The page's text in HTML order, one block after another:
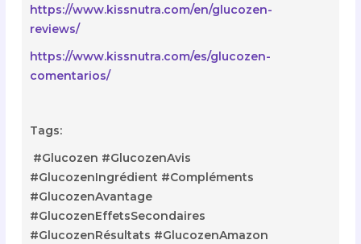
https://www.kissnutra.com/en/glucozen-
reviews/
https://www.kissnutra.com/es/glucozen-
comentarios/
Tags:
#Glucozen #GlucozenAvis
#GlucozenIngrédient #Compléments
#GlucozenAvantage
#GlucozenEffetsSecondaires
#GlucozenRésultats #GlucozenAmazon